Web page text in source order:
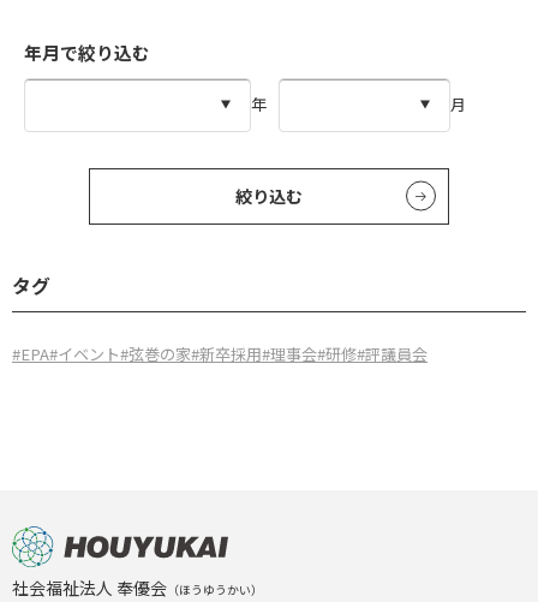
年月で絞り込む
年 月
絞り込む
タグ
#EPA#イベント#弦巻の家#新卒採用#理事会#研修#評議員会
社会福祉法人 奉優会 （ほうゆうかい）